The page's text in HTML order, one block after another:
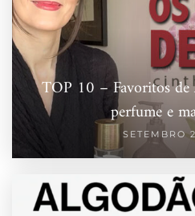
TOP 10 – Favoritos de
perfume e
SETEMBRO